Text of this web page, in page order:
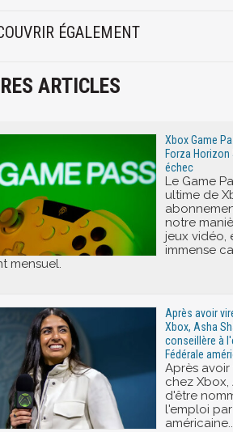
Joyeux
ÉGALEMENT
ARTICLES
Xbox Game
Forza
échec
Le Game
ultime de
notre
jeux vidéo,
immense
mensuel.
Après avoir
Xbox, Asha
conseillère à
Fédérale
Après avoir
chez Xbox,
d'être
l'emploi